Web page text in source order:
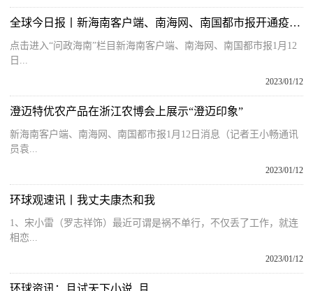
全球今日报丨新海南客户端、南海网、南国都市报开通疫情求助专区 有困难诉求快来反映
点击进入“问政海南”栏目新海南客户端、南海网、南国都市报1月12
日...
2023/01/12
澄迈特优农产品在浙江农博会上展示“澄迈印象”
新海南客户端、南海网、南国都市报1月12日消息（记者王小畅通讯
员袁...
2023/01/12
环球观速讯丨我丈夫康杰和我
1、宋小雷（罗志祥饰）最近可谓是祸不单行，不仅丢了工作，就连
相恋...
2023/01/12
环球资讯：且试天下小说_且